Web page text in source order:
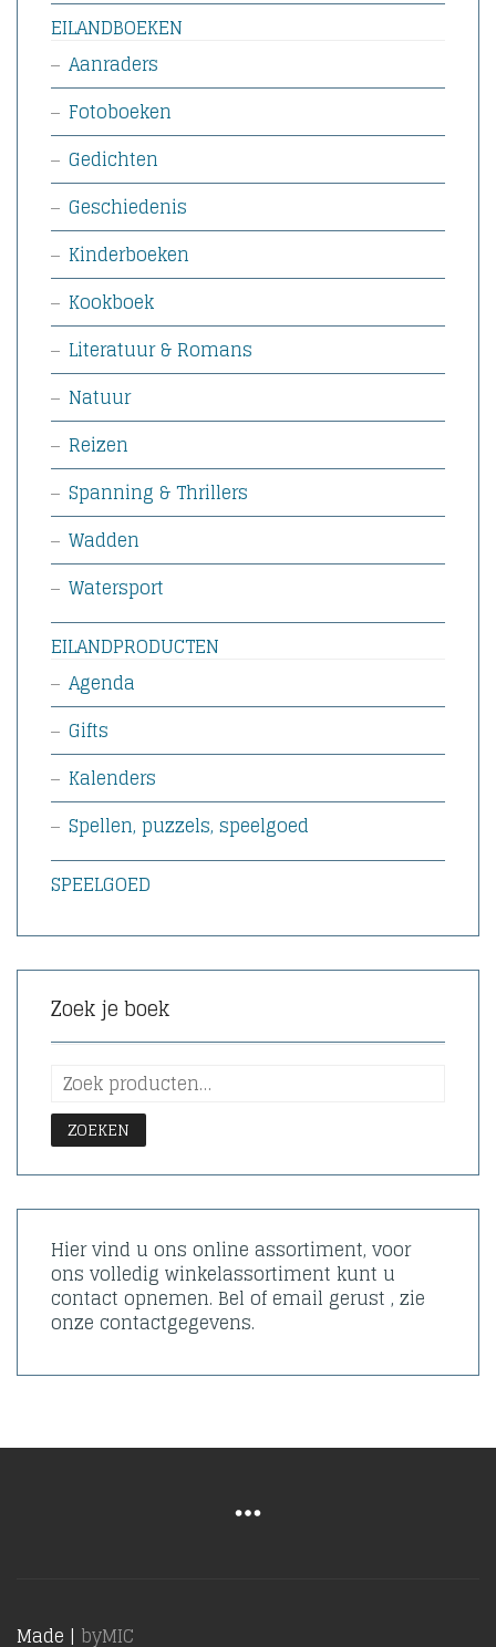
EILANDBOEKEN
Aanraders
Fotoboeken
Gedichten
Geschiedenis
Kinderboeken
Kookboek
Literatuur & Romans
Natuur
Reizen
Spanning & Thrillers
Wadden
Watersport
EILANDPRODUCTEN
Agenda
Gifts
Kalenders
Spellen, puzzels, speelgoed
SPEELGOED
Zoek je boek
ZOEKEN
Hier vind u ons online assortiment, voor
ons volledig winkelassortiment kunt u
contact opnemen. Bel of email gerust , zie
onze contactgegevens.
Made | byMIC